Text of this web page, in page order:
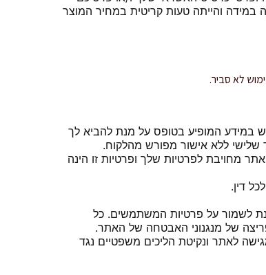
והייתה טעות קריטית במחיר המוצר
לא סביר.
במידע המופיע בטופס על מנת להביא לך
שלישי ללא אישור מפורש מהלקוח.
מחויבת לפרטיות שלך ופרטיות זו הינה
דין.
לשמור על פרטיות המשתמשים. כל
של מנגנוני האבטחה של האתר.
לאתר ונקיטת הליכים משפטיים נגד